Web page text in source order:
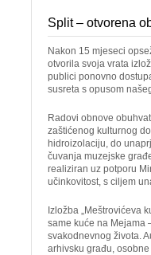
Split – otvorena
Nakon 15 mjeseci
otvorila svoja vrata
publici ponovno
susreta s opusom
Radovi obnove
zaštićenog kulturnog
hidroizolaciju, do
čuvanja muzejske
realiziran uz potporu
učinkovitost, s ciljem
Izložba „Meštrovićeva
same kuće na Mejama
svakodnevnog života.
arhivsku građu,